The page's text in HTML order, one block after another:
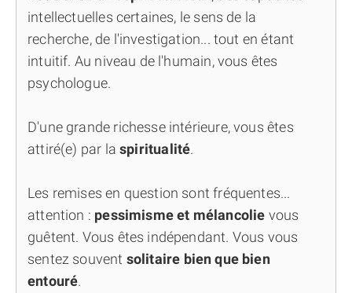
intellectuelles certaines, le sens de la
recherche, de l'investigation... tout en étant
intuitif. Au niveau de l'humain, vous êtes
psychologue.
D'une grande richesse intérieure, vous êtes
attiré(e) par laspiritualité.
Les remises en question sont fréquentes...
attention : pessimisme et mélancolie vous
guêtent. Vous êtes indépendant. Vous vous
sentez souvent solitaire bien que bien
entouré.